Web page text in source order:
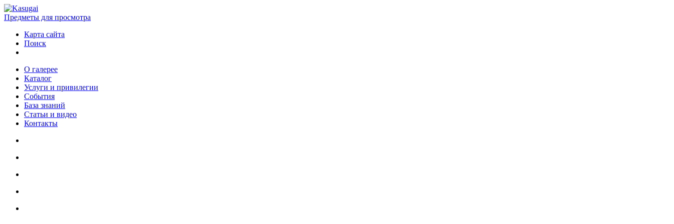
Предметы для просмотра
Карта сайта
Поиск
О галерее
Каталог
Услуги и привилегии
События
База знаний
Статьи и видео
Контакты